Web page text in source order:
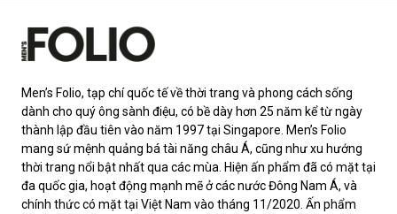
Men’s Folio, tạp chí quốc tế về thời trang và phong cách sống
dành cho quý ông sành điệu, có bề dày hơn 25 năm kể từ ngày
thành lập đầu tiên vào năm 1997 tại Singapore. Men’s Folio
mang sứ mệnh quảng bá tài năng châu Á, cũng như xu hướng
thời trang nổi bật nhất qua các mùa. Hiện ấn phẩm đã có mặt tại
đa quốc gia, hoạt động mạnh mẽ ở các nước Đông Nam Á, và
chính thức có mặt tại Việt Nam vào tháng 11/2020. Ấn phẩm